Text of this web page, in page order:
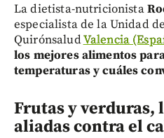
La dietista-nutricionista
especialista de la Unidad
QuirónsaludValencia
los mejores alimentos
temperaturas y cuáles
Frutas y verduras,
aliadas contra el